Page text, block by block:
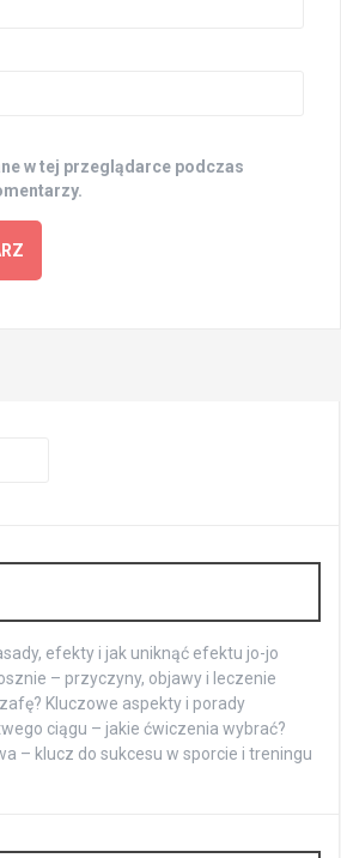
w tej przeglądarce podczas
efekty i jak uniknąć efektu jo-jo
– przyczyny, objawy i leczenie
Kluczowe aspekty i porady
ciągu – jakie ćwiczenia wybrać?
– klucz do sukcesu w sporcie i treningu